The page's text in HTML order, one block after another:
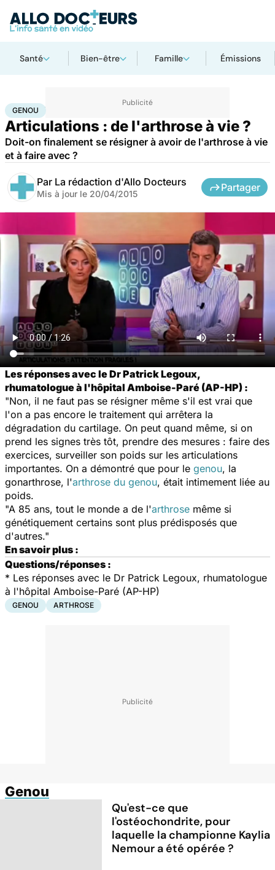
Santé Bien-être Famille Émissions
AccueilSanté
GENOU
Articulations : de l'arthrose à vie ?
Doit-on finalement se résigner à avoir de l'arthrose à vie
et à faire avec ?
Par La rédaction d'Allo Docteurs
Mis à jour le 20/04/2015
Partager
Les réponses avec le Dr Patrick Legoux,
rhumatologue à l'hôpital Amboise-Paré (AP-HP) :
"Non, il ne faut pas se résigner même s'il est vrai que
l'on a pas encore le traitement qui arrêtera la
dégradation du cartilage. On peut quand même, si on
prend les signes très tôt, prendre des mesures : faire des
exercices, surveiller son poids sur les articulations
importantes. On a démontré que pour le genou, la
gonarthrose, l'arthrose du genou, était intimement liée au
poids.
"A 85 ans, tout le monde a de l'arthrose même si
génétiquement certains sont plus prédisposés que
d'autres."
En savoir plus :
Questions/réponses :
* Les réponses avec le Dr Patrick Legoux, rhumatologue
à l'hôpital Amboise-Paré (AP-HP)
GENOU ARTHROSE
Genou
Qu'est-ce que
l'ostéochondrite, pour
laquelle la championne Kaylia
Nemour a été opérée ?